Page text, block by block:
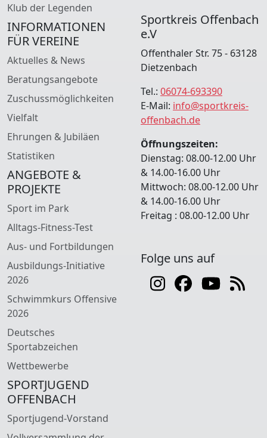
Klub der Legenden
INFORMATIONEN
FÜR VEREINE
Aktuelles & News
Beratungsangebote
Zuschussmöglichkeiten
Vielfalt
Ehrungen & Jubiläen
Statistiken
ANGEBOTE &
PROJEKTE
Sport im Park
Alltags-Fitness-Test
Aus- und Fortbildungen
Ausbildungs-Initiative
2026
Schwimmkurs Offensive
2026
Deutsches
Sportabzeichen
Wettbewerbe
SPORTJUGEND
OFFENBACH
Sportjugend-Vorstand
Sportkreis Offenbach
e.V
Offenthaler Str. 75 - 63128
Dietzenbach
Tel.: 06074-693390
E-Mail: info@sportkreis-
offenbach.de
Öffnungszeiten:
Dienstag: 08.00-12.00 Uhr
& 14.00-16.00 Uhr
Mittwoch: 08.00-12.00 Uhr
& 14.00-16.00 Uhr
Freitag : 08.00-12.00 Uhr
Folge uns auf